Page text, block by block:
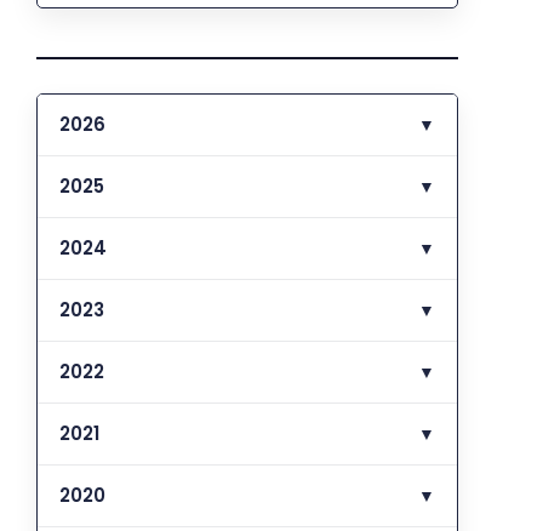
2026 ▼
2025 ▼
2024 ▼
2023 ▼
2022 ▼
2021 ▼
2020 ▼